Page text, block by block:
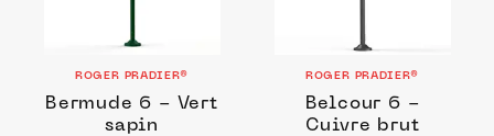
ROGER PRADIER®
Bermude 6 - Vert
sapin
ROGER PRADIER®
Belcour 6 -
Cuivre brut